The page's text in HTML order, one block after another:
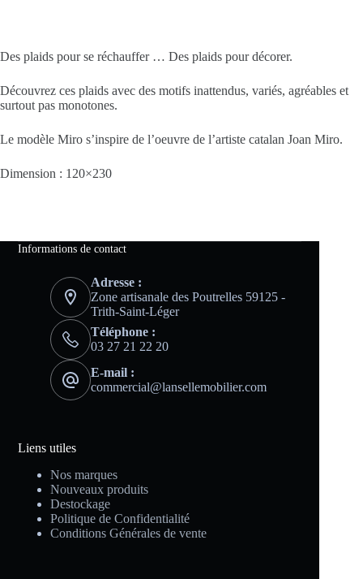
Des plaids pour se réchauffer … Des plaids pour décorer.
Découvrez ces plaids avec des motifs inattendus, variés, agréables et
surtout pas monotones.
Le modèle Miro s’inspire de l’oeuvre de l’artiste catalan Joan Miro.
Dimension : 120×230
Informations de contact
Adresse :
Zone artisanale des Poutrelles 59125 -
Trith-Saint-Léger
Téléphone :
03 27 21 22 20
E-mail :
commercial@lansellemobilier.com
Liens utiles
Nos marques
Nouveaux produits
Destockage
Politique de Confidentialité
Conditions Générales de vente